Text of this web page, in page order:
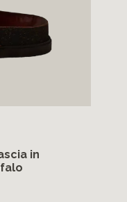
in